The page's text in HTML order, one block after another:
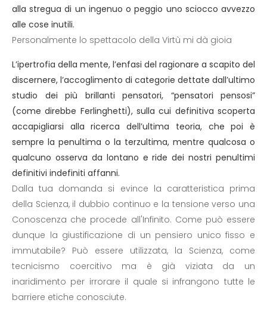
alla stregua di un ingenuo o peggio uno sciocco avvezzo
alle cose inutili.
Personalmente lo spettacolo della Virtù mi dà gioia
L’ipertrofia della mente, l’enfasi del ragionare a scapito del
discernere, l’accoglimento di categorie dettate dall’ultimo
studio dei più brillanti pensatori, “pensatori pensosi”
(come direbbe Ferlinghetti), sulla cui definitiva scoperta
accapigliarsi alla ricerca dell’ultima teoria, che poi è
sempre la penultima o la terzultima, mentre qualcosa o
qualcuno osserva da lontano e ride dei nostri penultimi
definitivi indefiniti affanni.
Dalla tua domanda si evince la caratteristica prima
della Scienza, il dubbio continuo e la tensione verso una
Conoscenza che procede all'Infinito. Come può essere
dunque la giustificazione di un pensiero unico fisso e
immutabile? Può essere utilizzata, la Scienza, come
tecnicismo coercitivo ma è già viziata da un
inaridimento per irrorare il quale si infrangono tutte le
barriere etiche conosciute.